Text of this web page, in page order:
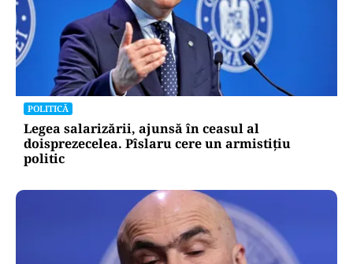
POLITICĂ
Legea salarizării, ajunsă în ceasul al
doisprezecelea. Pîslaru cere un armistițiu
politic